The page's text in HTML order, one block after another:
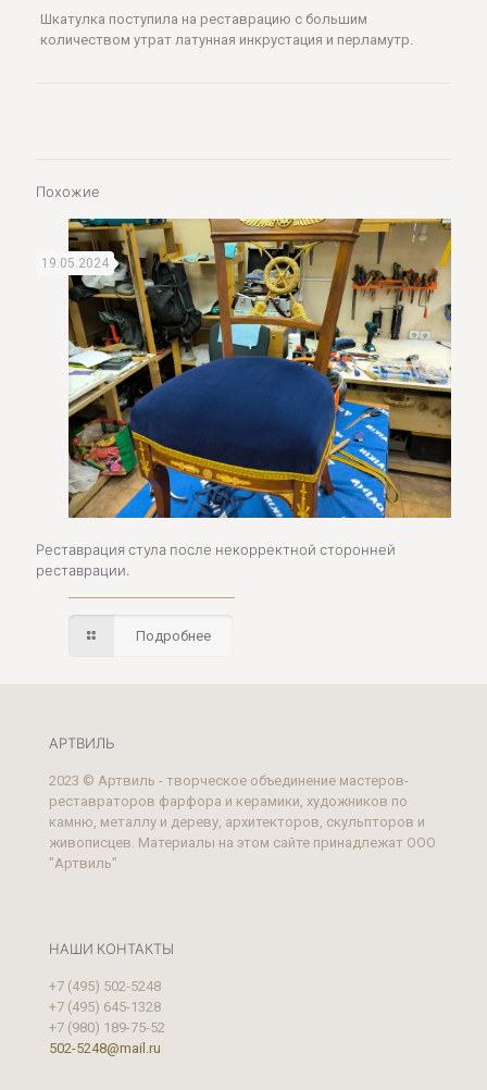
Шкатулка поступила на реставрацию с большим
количеством утрат латунная инкрустация и перламутр.
Похожие
19.05.2024
Реставрация стула после некорректной сторонней
реставрации.
Подробнее
АРТВИЛЬ
2023 © Артвиль - творческое объединение мастеров-
реставраторов фарфора и керамики, художников по
камню, металлу и дереву, архитекторов, скульпторов и
живописцев. Материалы на этом сайте принадлежат ООО
"Артвиль"
НАШИ КОНТАКТЫ
+7 (495) 502-5248
+7 (495) 645-1328
+7 (980) 189-75-52
502-5248@mail.ru